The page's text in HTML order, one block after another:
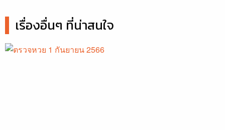
เรื่องอื่นๆ ที่น่าสนใจ